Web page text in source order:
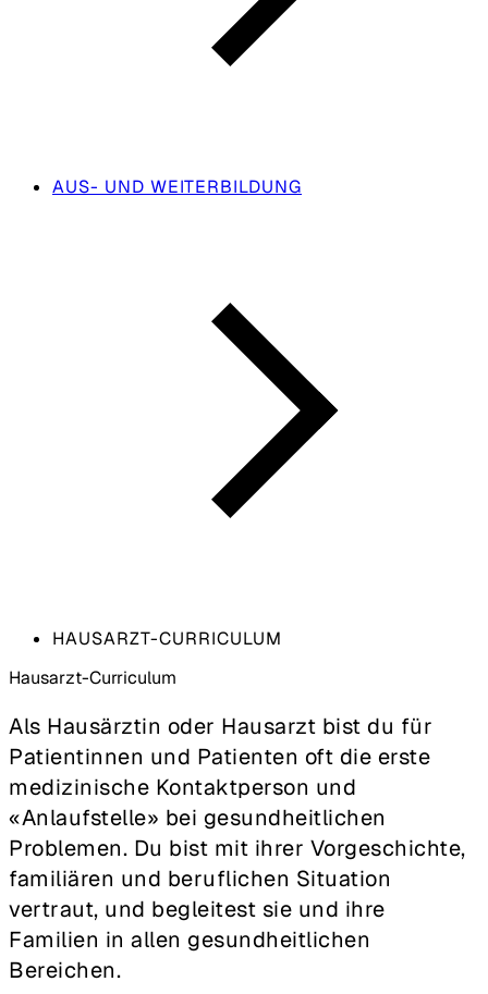
AUS- UND WEITERBILDUNG
HAUSARZT-CURRICULUM
Hausarzt-Curriculum
Als Hausärztin oder Hausarzt bist du für
Patientinnen und Patienten oft die erste
medizinische Kontaktperson und
«Anlaufstelle» bei gesundheitlichen
Problemen. Du bist mit ihrer Vorgeschichte,
familiären und beruflichen Situation
vertraut, und begleitest sie und ihre
Familien in allen gesundheitlichen
Bereichen.